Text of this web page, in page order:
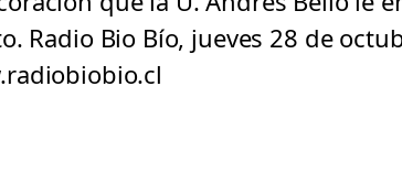
Radio Bio Bío, jueves 28 de